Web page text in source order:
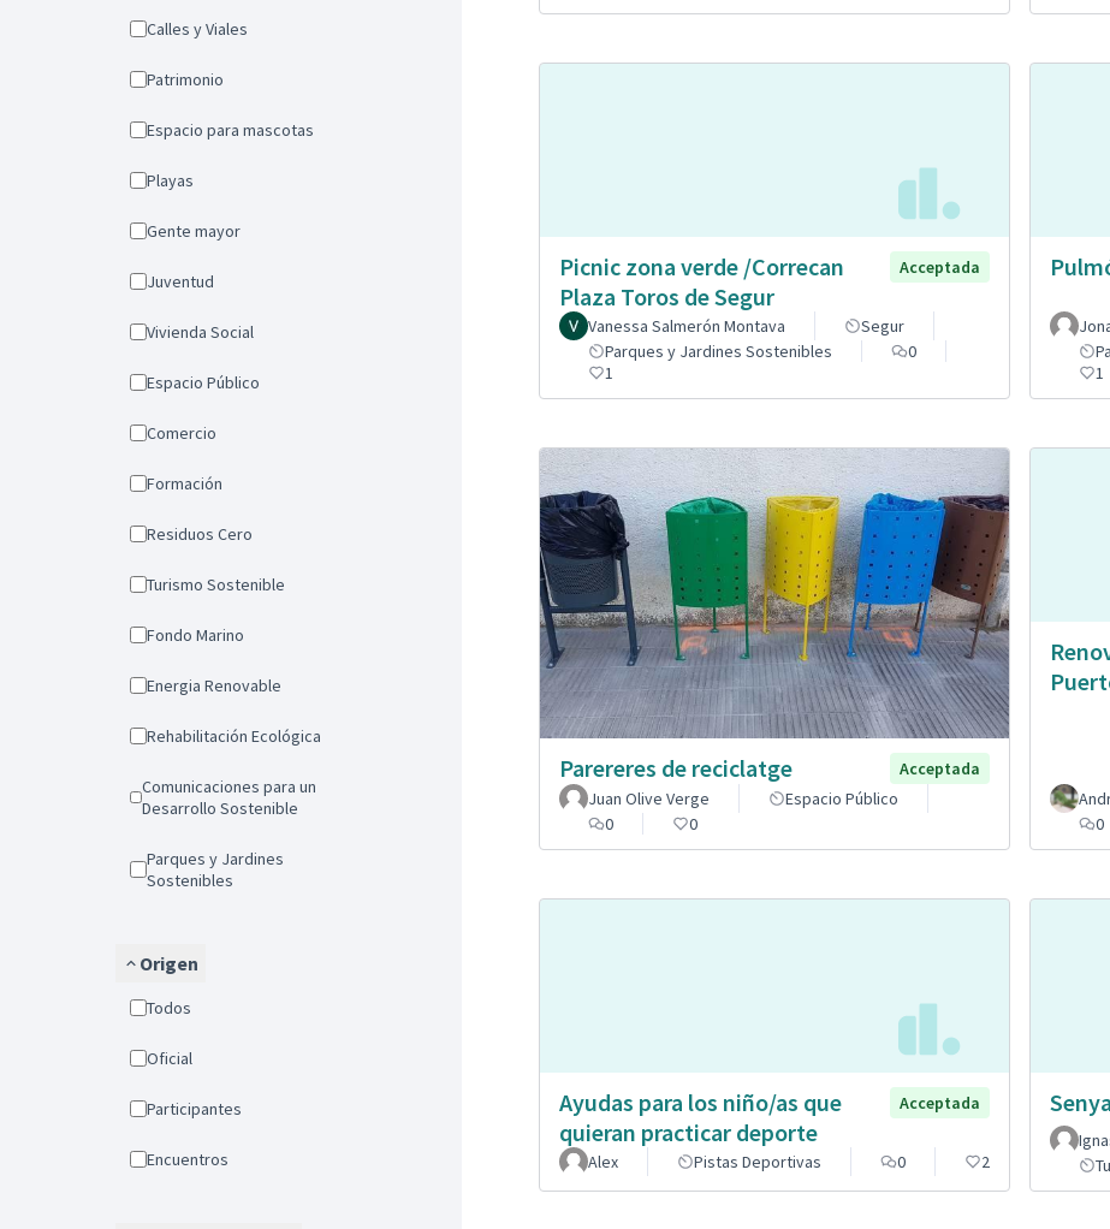
Calles y Viales
Patrimonio
Espacio para mascotas
Playas
Gente mayor
Juventud
Vivienda Social
Espacio Público
Comercio
Formación
Residuos Cero
Turismo Sostenible
Fondo Marino
Energia Renovable
Rehabilitación Ecológica
Comunicaciones para un
Desarrollo Sostenible
Parques y Jardines
Sostenibles
Origen
Todos
Oficial
Participantes
Encuentros
Picnic zona verde /Correcan
Plaza Toros de Segur
Acceptada
Vanessa Salmerón Montava
Segur
Parques y Jardines Sostenibles
0
1
1
Parereres de reciclatge
Acceptada
Juan Olive Verge
Espacio Público
0
0
0
Ayudas para los niño/as que
quieran practicar deporte
Acceptada
Alex Pistas Deportivas 0 2